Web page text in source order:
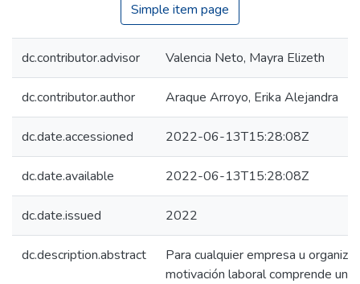
Simple item page
dc.contributor.advisor Valencia Neto, Mayra Elizeth
dc.contributor.author Araque Arroyo, Erika Alejandra
dc.date.accessioned 2022-06-13T15:28:08Z
dc.date.available 2022-06-13T15:28:08Z
dc.date.issued 2022
dc.description.abstract
Para cualquier empresa u
motivación laboral comprende una